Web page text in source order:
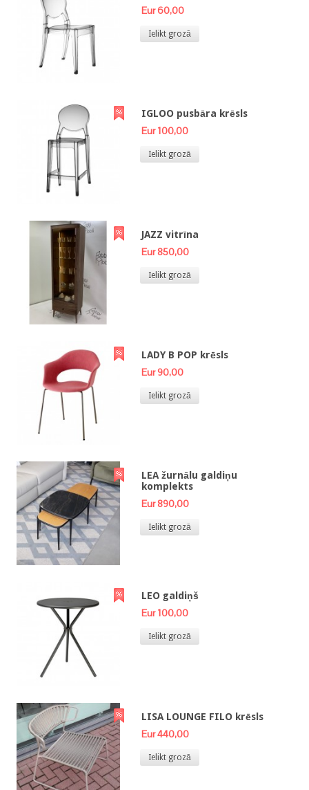
Eur 60,00
Ielikt grozā
IGLOO pusbāra krēsls
Eur 100,00
Ielikt grozā
JAZZ vitrīna
Eur 850,00
Ielikt grozā
LADY B POP krēsls
Eur 90,00
Ielikt grozā
LEA žurnālu galdiņu
komplekts
Eur 890,00
Ielikt grozā
LEO galdiņš
Eur 100,00
Ielikt grozā
LISA LOUNGE FILO krēsls
Eur 440,00
Ielikt grozā